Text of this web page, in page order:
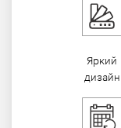
Яркий
дизайн